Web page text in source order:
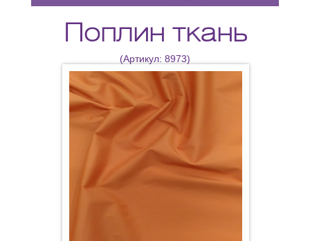
Поплин ткань
(Артикул: 8973)